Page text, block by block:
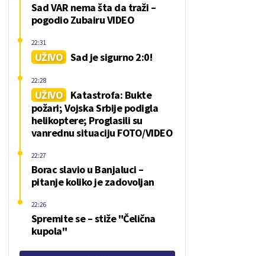
Sad VAR nema šta da traži –
pogodio Zubairu VIDEO
UŽIVO Sad je sigurno 2:0!
22:31
UŽIVO
Katastrofa: Bukte
požari; Vojska Srbije podigla
helikoptere; Proglasili su
vanrednu situaciju FOTO/VIDEO
22:28
Borac slavio u Banjaluci –
pitanje koliko je zadovoljan
22:27
Spremite se – stiže "Čelična
kupola"
22:26